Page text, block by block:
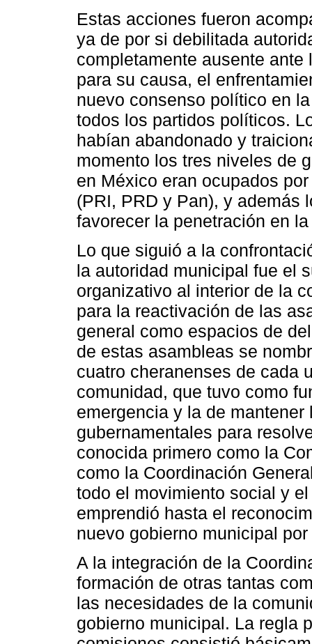
Estas acciones fueron
ya de por si debilitada
completamente ausente
para su causa, el
nuevo consenso político en
todos los partidos políticos.
habían abandonado y
momento los tres niveles de
en México eran ocupados
(PRI, PRD y Pan), y además
favorecer la penetración en
Lo que siguió a la
la autoridad municipal fue el
organizativo al interior de la
para la reactivación de las
general como espacios de
de estas asambleas se
cuatro cheranenses de cada
comunidad, que tuvo como
emergencia y la de
gubernamentales para
conocida primero como la
como la Coordinación
todo el movimiento social y
emprendió hasta el
nuevo gobierno municipal
A la integración de la
formación de otras tantas
las necesidades de la
gobierno municipal. La regla